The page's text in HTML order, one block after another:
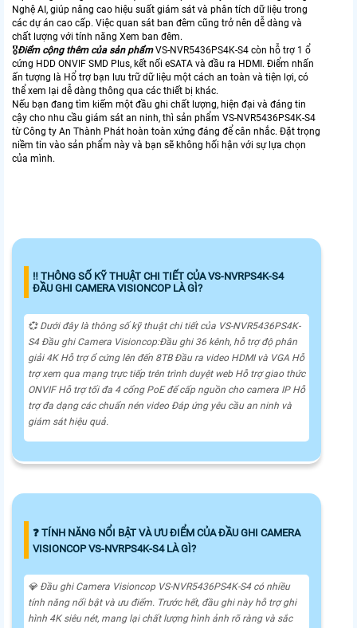
Nghệ AI, giúp nâng cao hiệu suất giám sát và phân tích dữ liệu trong
các dự án cao cấp. Việc quan sát ban đêm cũng trở nên dễ dàng và
chất lượng với tính năng Xem ban đêm.
🎖️Điểm cộng thêm của sản phẩmVS-NVR5436PS4K-S4 còn hỗ trợ 1 ổ
cứng HDD ONVIF SMD Plus, kết nối eSATA và đầu ra HDMI. Điểm nhấn
ấn tượng là Hổ trợ bạn lưu trữ dữ liệu một cách an toàn và tiện lợi, có
thể xem lại dễ dàng thông qua các thiết bị khác.
Nếu bạn đang tìm kiếm một đầu ghi chất lượng, hiện đại và đáng tin
cậy cho nhu cầu giám sát an ninh, thì sản phẩm VS-NVR5436PS4K-S4
từ Công ty An Thành Phát hoàn toàn xứng đáng để cân nhắc. Đặt trọng
niềm tin vào sản phẩm này và bạn sẽ không hối hận với sự lựa chọn
của mình.
‼️ THÔNG SỐ KỸ THUẬT CHI TIẾT CỦA VS-NVRPS4K-S4
ĐẦU GHI CAMERA VISIONCOP LÀ GÌ?
💞 Dưới đây là thông số kỹ thuật chi tiết của VS-NVR5436PS4K-
S4 Đầu ghi Camera Visioncop:Đầu ghi 36 kênh, hỗ trợ độ phân
giải 4K Hỗ trợ ổ cứng lên đến 8TB Đầu ra video HDMI và VGA Hỗ
trợ xem qua mạng trực tiếp trên trình duyệt web Hỗ trợ giao thức
ONVIF Hỗ trợ tối đa 4 cổng PoE để cấp nguồn cho camera IP Hỗ
trợ đa dạng các chuẩn nén video Đáp ứng yêu cầu an ninh và
giám sát hiệu quả.
️❓ TÍNH NĂNG NỔI BẬT VÀ ƯU ĐIỂM CỦA ĐẦU GHI CAMERA
VISIONCOP VS-NVRPS4K-S4 LÀ GÌ?
💎 Đầu ghi Camera Visioncop VS-NVR5436PS4K-S4 có nhiều
tính năng nổi bật và ưu điểm. Trước hết, đầu ghi này hỗ trợ ghi
hình 4K siêu nét, mang lại chất lượng hình ảnh rõ ràng và sắc